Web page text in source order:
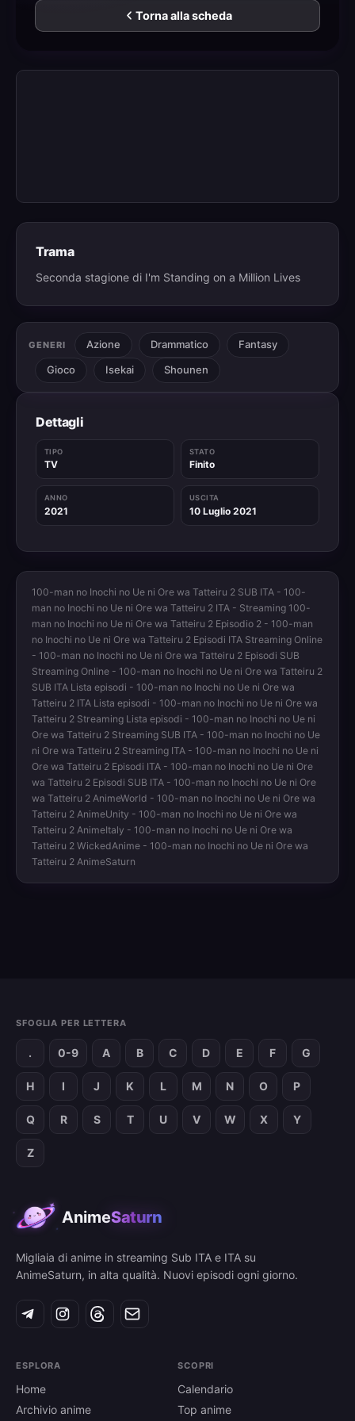
Torna alla scheda
Trama
Seconda stagione di I'm Standing on a Million Lives
GENERI Azione Drammatico
Fantasy
Gioco
Isekai Shounen
Dettagli
TIPO
TV
STATO
Finito
ANNO
2021
USCITA
10 Luglio 2021
100-man no Inochi no Ue ni Ore wa Tatteiru 2 SUB ITA - 100-
man no Inochi no Ue ni Ore wa Tatteiru 2 ITA - Streaming 100-
man no Inochi no Ue ni Ore wa Tatteiru 2 Episodio 2 - 100-man
no Inochi no Ue ni Ore wa Tatteiru 2 Episodi ITA Streaming Online
- 100-man no Inochi no Ue ni Ore wa Tatteiru 2 Episodi SUB
Streaming Online - 100-man no Inochi no Ue ni Ore wa Tatteiru 2
SUB ITA Lista episodi - 100-man no Inochi no Ue ni Ore wa
Tatteiru 2 ITA Lista episodi - 100-man no Inochi no Ue ni Ore wa
Tatteiru 2 Streaming Lista episodi - 100-man no Inochi no Ue ni
Ore wa Tatteiru 2 Streaming SUB ITA - 100-man no Inochi no Ue
ni Ore wa Tatteiru 2 Streaming ITA - 100-man no Inochi no Ue ni
Ore wa Tatteiru 2 Episodi ITA - 100-man no Inochi no Ue ni Ore
wa Tatteiru 2 Episodi SUB ITA - 100-man no Inochi no Ue ni Ore
wa Tatteiru 2 AnimeWorld - 100-man no Inochi no Ue ni Ore wa
Tatteiru 2 AnimeUnity - 100-man no Inochi no Ue ni Ore wa
Tatteiru 2 AnimeItaly - 100-man no Inochi no Ue ni Ore wa
Tatteiru 2 WickedAnime - 100-man no Inochi no Ue ni Ore wa
Tatteiru 2 AnimeSaturn
SFOGLIA PER LETTERA
. 0-9 A B C D E F G
H I J K L M N O P
Q R S T U V W X Y
Z
AnimeSaturn
Migliaia di anime in streaming Sub ITA e ITA su
AnimeSaturn, in alta qualità. Nuovi episodi ogni giorno.
ESPLORA
Home
Archivio anime
SCOPRI
Calendario
Top anime